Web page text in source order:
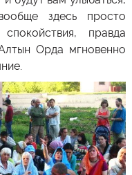
здесь просто
правда
Орда мгновенно